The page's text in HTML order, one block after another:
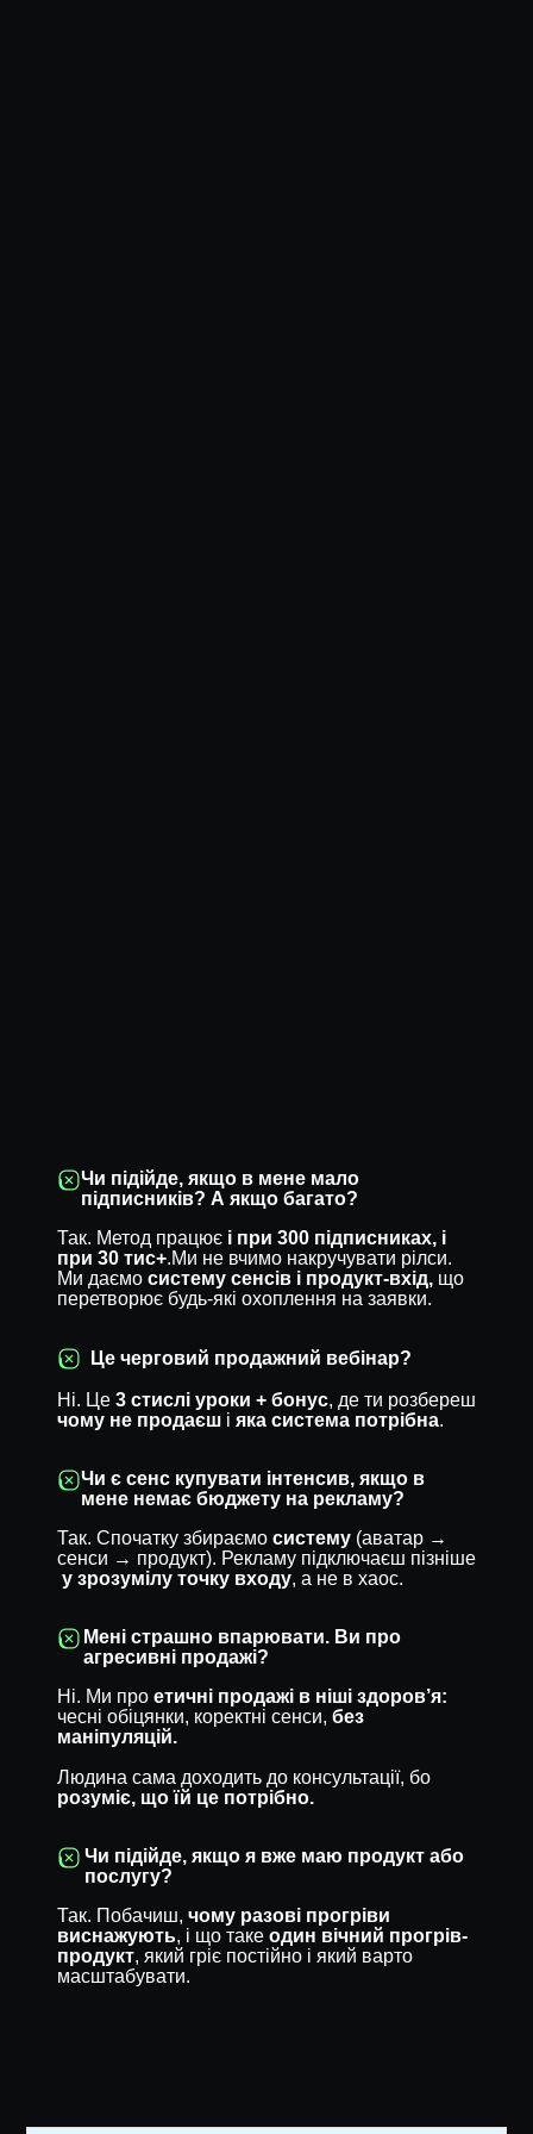
Чи підійде, якщо в мене мало
підписників? А якщо багато?
Так. Метод працює і при 300 підписниках, і
при 30 тис+.Ми не вчимо накручувати рілси.
Ми даємо систему сенсів і продукт-вхід, що
перетворює будь-які охоплення на заявки.
Це черговий продажний вебінар?
Ні. Це 3 стислі уроки + бонус, де ти розбереш
чому не продаєш і яка система потрібна.
Чи є сенс купувати інтенсив, якщо в
мене немає бюджету на рекламу?
Так. Спочатку збираємо систему (аватар →
сенси → продукт). Рекламу підключаєш пізніше
у зрозумілу точку входу, а не в хаос.
Мені страшно впарювати. Ви про
агресивні продажі?
Ні. Ми про етичні продажі в ніші здоров’я:
чесні обіцянки, коректні сенси, без
маніпуляцій.
Людина сама доходить до консультації, бо
розуміє, що їй це потрібно.
Чи підійде, якщо я вже маю продукт або
послугу?
Так. Побачиш, чому разові прогріви
виснажують, і що таке один вічний прогрів-
продукт, який гріє постійно і який варто
масштабувати.
1500 грн